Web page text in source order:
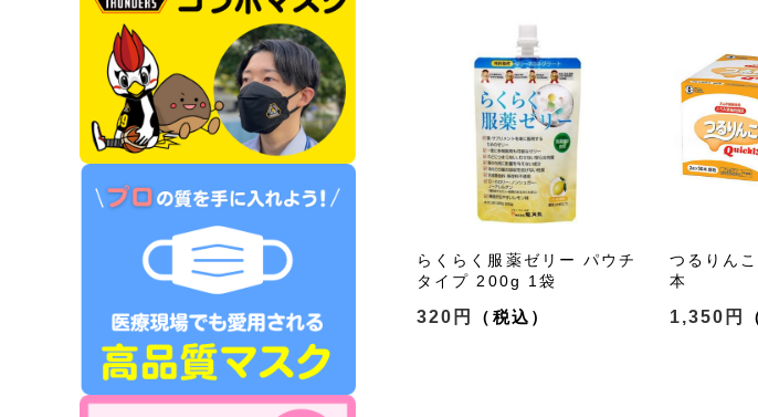
らくらく服薬ゼリー パウチ
タイプ 200g 1袋
320円
つるりん
本
1,350円